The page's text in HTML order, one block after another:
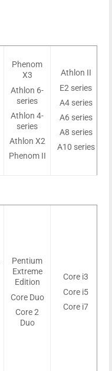
Phenom
X3
Athlon 6-
series
Athlon 4-
series
Athlon X2
Phenom II
Athlon II
E2 series
A4 series
A6 series
A8 series
A10 series
Pentium
Extreme
Edition
Core Duo
Core 2
Duo
Core i3
Core i5
Core i7